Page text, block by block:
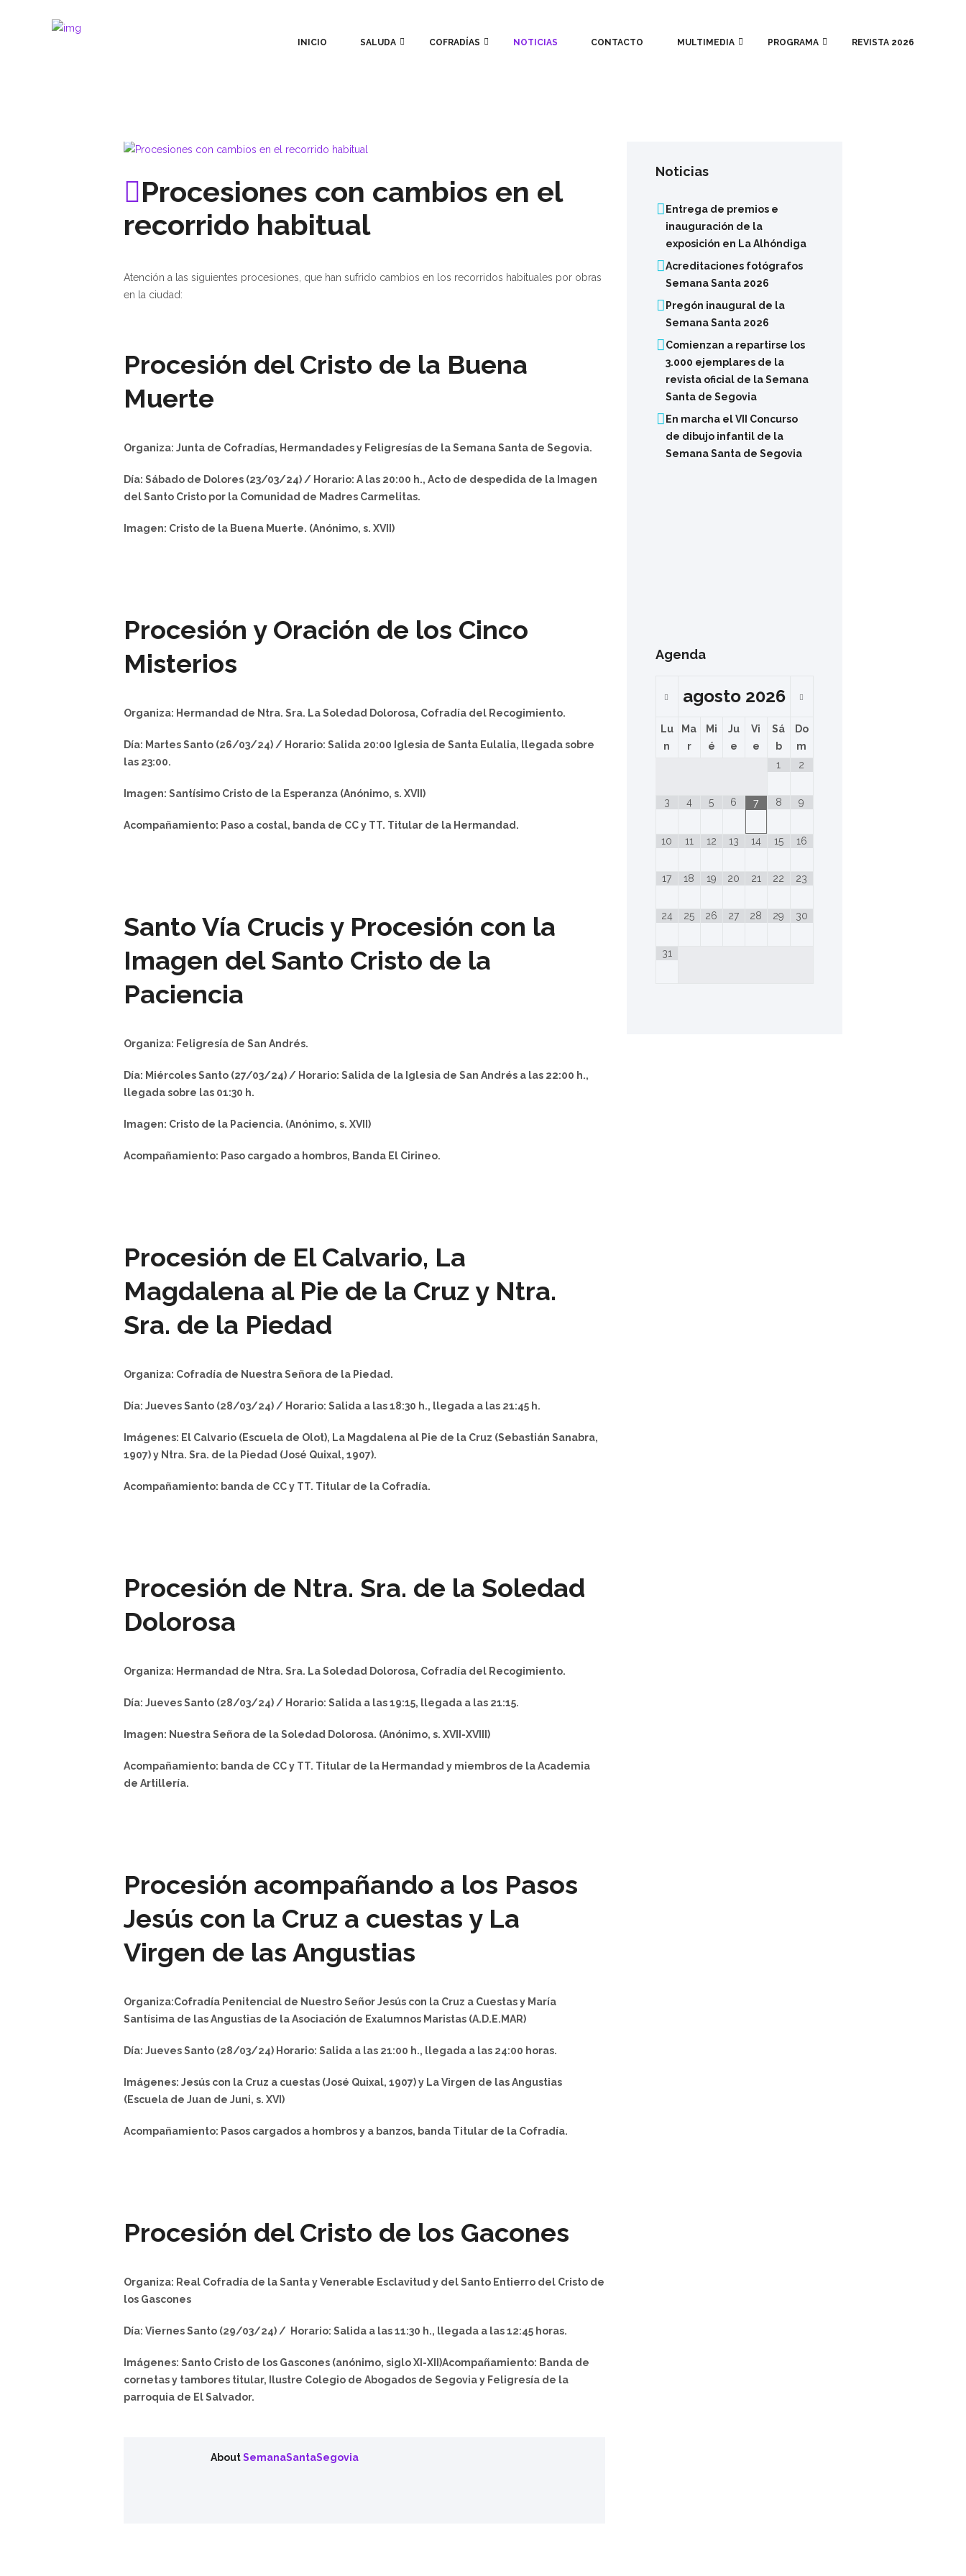
INICIO SALUDA COFRADÍAS NOTICIAS CONTACTO MULTIMEDIA PROGRAMA REVISTA 2026
Procesiones con cambios en el
recorrido habitual
Atención a las siguientes procesiones, que han sufrido cambios en los recorridos habituales por obras
en la ciudad:
Procesión del Cristo de la Buena
Muerte
Organiza: Junta de Cofradías, Hermandades y Feligresías de la Semana Santa de Segovia.
Día: Sábado de Dolores (23/03/24) / Horario: A las 20:00 h., Acto de despedida de la Imagen
del Santo Cristo por la Comunidad de Madres Carmelitas.
Imagen: Cristo de la Buena Muerte. (Anónimo, s. XVII)
Procesión y Oración de los Cinco
Misterios
Organiza: Hermandad de Ntra. Sra. La Soledad Dolorosa, Cofradía del Recogimiento.
Día: Martes Santo (26/03/24) / Horario: Salida 20:00 Iglesia de Santa Eulalia, llegada sobre
las 23:00.
Imagen: Santísimo Cristo de la Esperanza (Anónimo, s. XVII)
Acompañamiento: Paso a costal, banda de CC y TT. Titular de la Hermandad.
Santo Vía Crucis y Procesión con la
Imagen del Santo Cristo de la
Paciencia
Organiza: Feligresía de San Andrés.
Día: Miércoles Santo (27/03/24) / Horario: Salida de la Iglesia de San Andrés a las 22:00 h.,
llegada sobre las 01:30 h.
Imagen: Cristo de la Paciencia. (Anónimo, s. XVII)
Acompañamiento: Paso cargado a hombros, Banda El Cirineo.
Procesión de El Calvario, La
Magdalena al Pie de la Cruz y Ntra.
Sra. de la Piedad
Organiza: Cofradía de Nuestra Señora de la Piedad.
Día: Jueves Santo (28/03/24) / Horario: Salida a las 18:30 h., llegada a las 21:45 h.
Imágenes: El Calvario (Escuela de Olot), La Magdalena al Pie de la Cruz (Sebastián Sanabra,
1907) y Ntra. Sra. de la Piedad (José Quixal, 1907).
Acompañamiento: banda de CC y TT. Titular de la Cofradía.
Procesión de Ntra. Sra. de la Soledad
Dolorosa
Organiza: Hermandad de Ntra. Sra. La Soledad Dolorosa, Cofradía del Recogimiento.
Día: Jueves Santo (28/03/24) / Horario: Salida a las 19:15, llegada a las 21:15.
Imagen: Nuestra Señora de la Soledad Dolorosa. (Anónimo, s. XVII-XVIII)
Acompañamiento: banda de CC y TT. Titular de la Hermandad y miembros de la Academia
de Artillería.
Procesión acompañando a los Pasos
Jesús con la Cruz a cuestas y La
Virgen de las Angustias
Organiza:Cofradía Penitencial de Nuestro Señor Jesús con la Cruz a Cuestas y María
Santísima de las Angustias de la Asociación de Exalumnos Maristas (A.D.E.MAR)
Día: Jueves Santo (28/03/24) Horario: Salida a las 21:00 h., llegada a las 24:00 horas.
Imágenes: Jesús con la Cruz a cuestas (José Quixal, 1907) y La Virgen de las Angustias
(Escuela de Juan de Juni, s. XVI)
Acompañamiento: Pasos cargados a hombros y a banzos, banda Titular de la Cofradía.
Procesión del Cristo de los Gacones
Organiza: Real Cofradía de la Santa y Venerable Esclavitud y del Santo Entierro del Cristo de
los Gascones
Día: Viernes Santo (29/03/24) / Horario: Salida a las 11:30 h., llegada a las 12:45 horas.
Imágenes: Santo Cristo de los Gascones (anónimo, siglo XI-XII)Acompañamiento: Banda de
cornetas y tambores titular, Ilustre Colegio de Abogados de Segovia y Feligresía de la
parroquia de El Salvador.
AboutSemanaSantaSegovia
Noticias
Entrega de premios e
inauguración de la
exposición en La Alhóndiga
Acreditaciones fotógrafos
Semana Santa 2026
Pregón inaugural de la
Semana Santa 2026
Comienzan a repartirse los
3.000 ejemplares de la
revista oficial de la Semana
Santa de Segovia
En marcha el VII Concurso
de dibujo infantil de la
Semana Santa de Segovia
Agenda
agosto 2026
Lu
n
Ma
r
Mi
é
Ju
e
Vi
e
Sá
b
Do
m
1
2
3 4 5 6 7 8 9
10 11 12 13 14 15 16
17 18 19 20 21 22 23
24 25 26 27 28 29 30
31